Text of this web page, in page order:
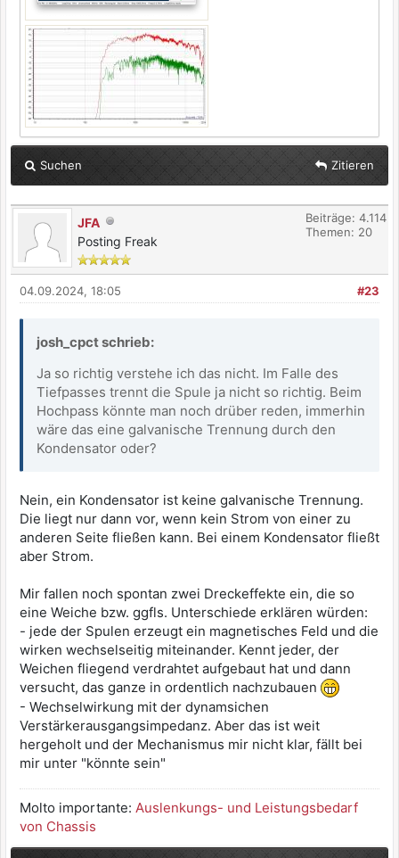
Suchen Zitieren
JFA
Posting Freak
Beiträge: 4.114
Themen: 20
#23
04.09.2024, 18:05
josh_cpct schrieb:
Ja so richtig verstehe ich das nicht. Im Falle des
Tiefpasses trennt die Spule ja nicht so richtig. Beim
Hochpass könnte man noch drüber reden, immerhin
wäre das eine galvanische Trennung durch den
Kondensator oder?
Nein, ein Kondensator ist keine galvanische Trennung.
Die liegt nur dann vor, wenn kein Strom von einer zu
anderen Seite fließen kann. Bei einem Kondensator fließt
aber Strom.
Mir fallen noch spontan zwei Dreckeffekte ein, die so
eine Weiche bzw. ggfls. Unterschiede erklären würden:
- jede der Spulen erzeugt ein magnetisches Feld und die
wirken wechselseitig miteinander. Kennt jeder, der
Weichen fliegend verdrahtet aufgebaut hat und dann
versucht, das ganze in ordentlich nachzubauen
- Wechselwirkung mit der dynamsichen
Verstärkerausgangsimpedanz. Aber das ist weit
hergeholt und der Mechanismus mir nicht klar, fällt bei
mir unter "könnte sein"
Molto importante: Auslenkungs- und Leistungsbedarf
von Chassis